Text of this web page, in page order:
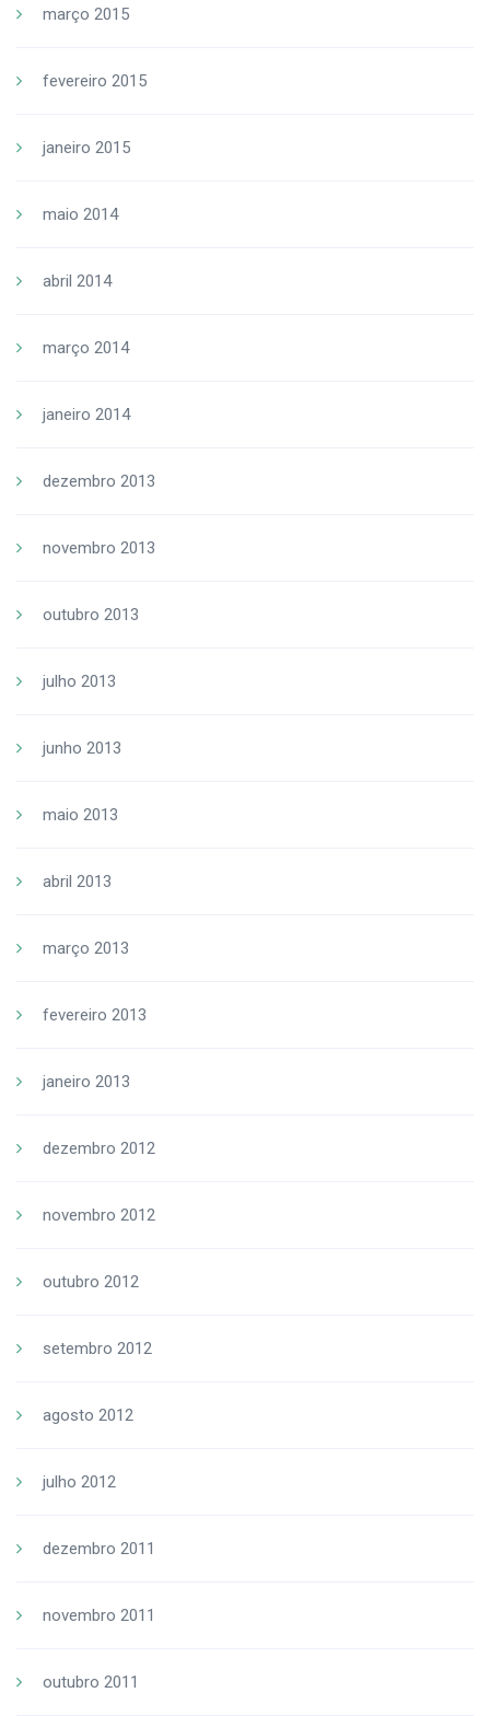
março 2015
fevereiro 2015
janeiro 2015
maio 2014
abril 2014
março 2014
janeiro 2014
dezembro 2013
novembro 2013
outubro 2013
julho 2013
junho 2013
maio 2013
abril 2013
março 2013
fevereiro 2013
janeiro 2013
dezembro 2012
novembro 2012
outubro 2012
setembro 2012
agosto 2012
julho 2012
dezembro 2011
novembro 2011
outubro 2011